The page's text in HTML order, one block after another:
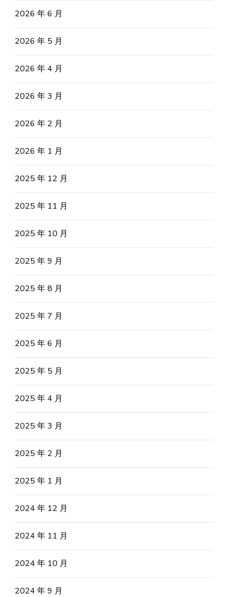
2026 年 6 月
2026 年 5 月
2026 年 4 月
2026 年 3 月
2026 年 2 月
2026 年 1 月
2025 年 12 月
2025 年 11 月
2025 年 10 月
2025 年 9 月
2025 年 8 月
2025 年 7 月
2025 年 6 月
2025 年 5 月
2025 年 4 月
2025 年 3 月
2025 年 2 月
2025 年 1 月
2024 年 12 月
2024 年 11 月
2024 年 10 月
2024 年 9 月